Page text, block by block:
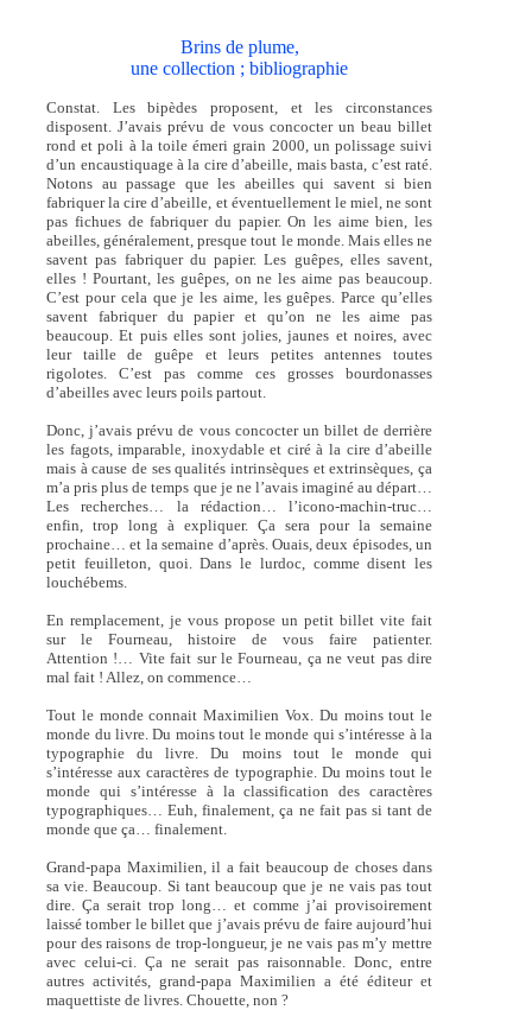
Brins de plume,
une collection ; bibliographie
Constat. Les bipèdes proposent, et les circonstances
disposent. J’avais prévu de vous concocter un beau billet
rond et poli à la toile émeri grain 2000, un polissage suivi
d’un encaustiquage à la cire d’abeille, mais basta, c’est raté.
Notons au passage que les abeilles qui savent si bien
fabriquer la cire d’abeille, et éventuellement le miel, ne sont
pas fichues de fabriquer du papier. On les aime bien, les
abeilles, généralement, presque tout le monde. Mais elles ne
savent pas fabriquer du papier. Les guêpes, elles savent,
elles ! Pourtant, les guêpes, on ne les aime pas beaucoup.
C’est pour cela que je les aime, les guêpes. Parce qu’elles
savent fabriquer du papier et qu’on ne les aime pas
beaucoup. Et puis elles sont jolies, jaunes et noires, avec
leur taille de guêpe et leurs petites antennes toutes
rigolotes. C’est pas comme ces grosses bourdonasses
d’abeilles avec leurs poils partout.
Donc, j’avais prévu de vous concocter un billet de derrière
les fagots, imparable, inoxydable et ciré à la cire d’abeille
mais à cause de ses qualités intrinsèques et extrinsèques, ça
m’a pris plus de temps que je ne l’avais imaginé au départ…
Les recherches… la rédaction… l’icono-machin-truc…
enfin, trop long à expliquer. Ça sera pour la semaine
prochaine… et la semaine d’après. Ouais, deux épisodes, un
petit feuilleton, quoi. Dans le lurdoc, comme disent les
louchébems.
En remplacement, je vous propose un petit billet vite fait
sur le Fourneau, histoire de vous faire patienter.
Attention !… Vite fait sur le Fourneau, ça ne veut pas dire
mal fait ! Allez, on commence…
Tout le monde connait Maximilien Vox. Du moins tout le
monde du livre. Du moins tout le monde qui s’intéresse à la
typographie du livre. Du moins tout le monde qui
s’intéresse aux caractères de typographie. Du moins tout le
monde qui s’intéresse à la classification des caractères
typographiques… Euh, finalement, ça ne fait pas si tant de
monde que ça… finalement.
Grand-papa Maximilien, il a fait beaucoup de choses dans
sa vie. Beaucoup. Si tant beaucoup que je ne vais pas tout
dire. Ça serait trop long… et comme j’ai provisoirement
laissé tomber le billet que j’avais prévu de faire aujourd’hui
pour des raisons de trop-longueur, je ne vais pas m’y mettre
avec celui-ci. Ça ne serait pas raisonnable. Donc, entre
autres activités, grand-papa Maximilien a été éditeur et
maquettiste de livres. Chouette, non ?